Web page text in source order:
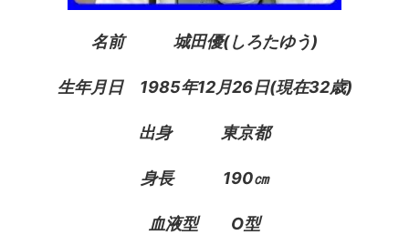
名前 城田優(しろたゆう)
生年月日 1985年12月26日(現在32歳)
出身 東京都
身長 190㎝
血液型 O型